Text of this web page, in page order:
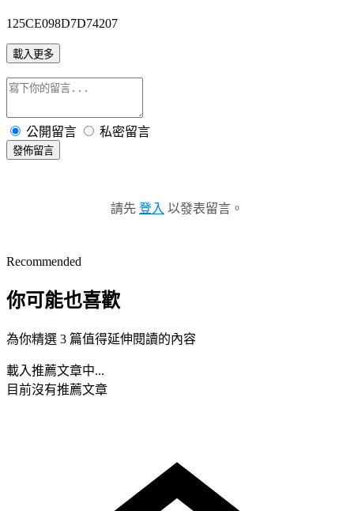
125CE098D7D74207
載入更多
公開留言 私密留言
發佈留言
請先 登入 以發表留言。
Recommended
你可能也喜歡
為你精選 3 篇值得延伸閱讀的內容
載入推薦文章中...
目前沒有推薦文章